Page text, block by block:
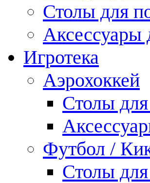
Столы для
Аксессуары
Игротека
Аэрохоккей
Столы для
Футбол /
Столы